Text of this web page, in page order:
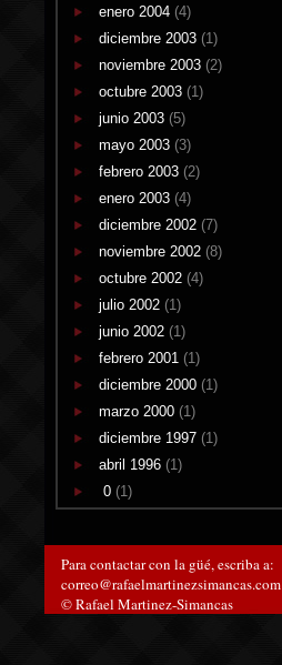
enero 2004 (4)
diciembre 2003 (1)
noviembre 2003 (2)
octubre 2003 (1)
junio 2003 (5)
mayo 2003 (3)
febrero 2003 (2)
enero 2003 (4)
diciembre 2002 (7)
noviembre 2002 (8)
octubre 2002 (4)
julio 2002 (1)
junio 2002 (1)
febrero 2001 (1)
diciembre 2000 (1)
marzo 2000 (1)
diciembre 1997 (1)
abril 1996 (1)
0 (1)
Para contactar con la güé, escriba a:
correo@rafaelmartinezsimancas.com
© Rafael Martinez-Simancas